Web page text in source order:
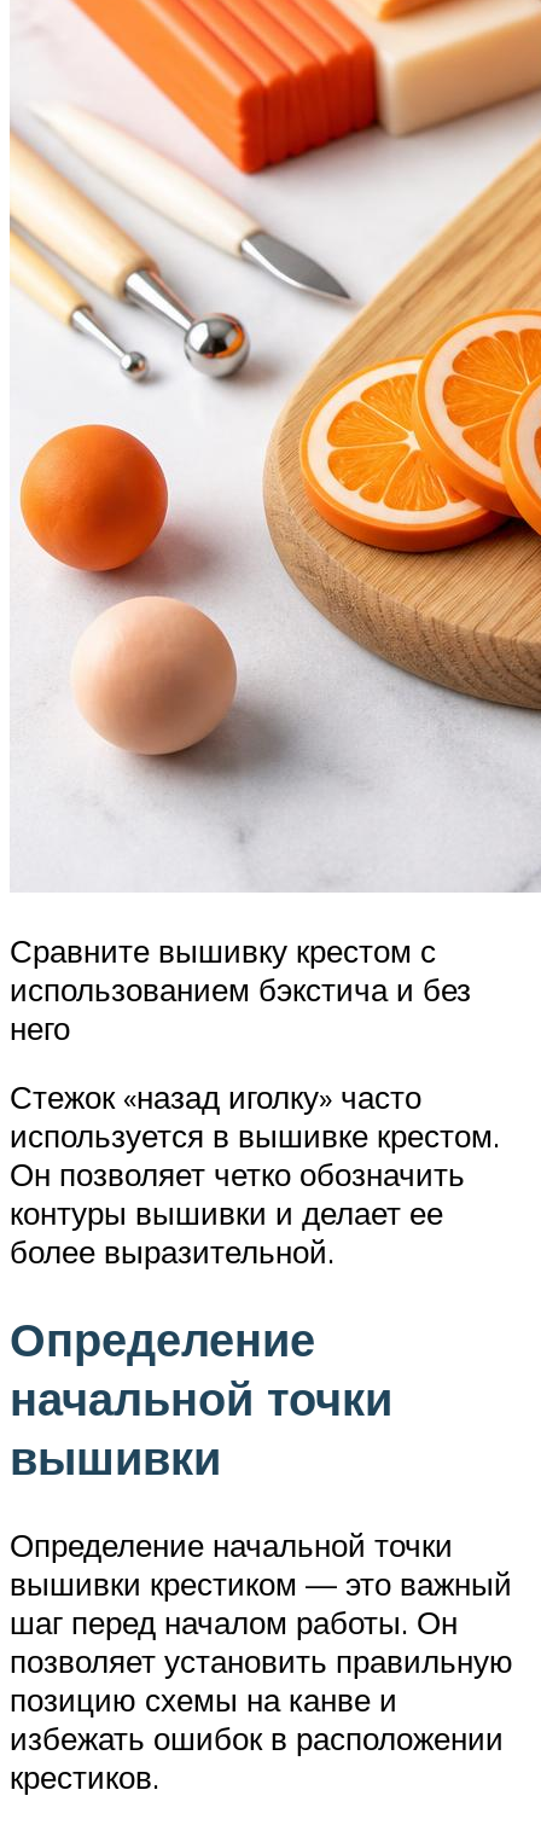
Сравните вышивку крестом с
использованием бэкстича и без
него
Стежок «назад иголку» часто
используется в вышивке крестом.
Он позволяет четко обозначить
контуры вышивки и делает ее
более выразительной.
Определение
начальной точки
вышивки
Определение начальной точки
вышивки крестиком — это важный
шаг перед началом работы. Он
позволяет установить правильную
позицию схемы на канве и
избежать ошибок в расположении
крестиков.